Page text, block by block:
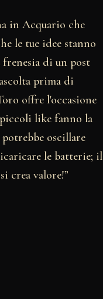
in Acquario che
le tue idee stanno
di un post
prima di
offre l'occasione
like fanno la
oscillare
le batterie; il
crea valore!”